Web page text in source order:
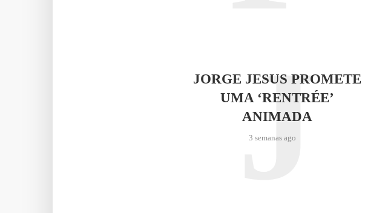
JORGE JESUS PROMETE
UMA ‘RENTRÉE’
ANIMADA
3 semanas ago
J